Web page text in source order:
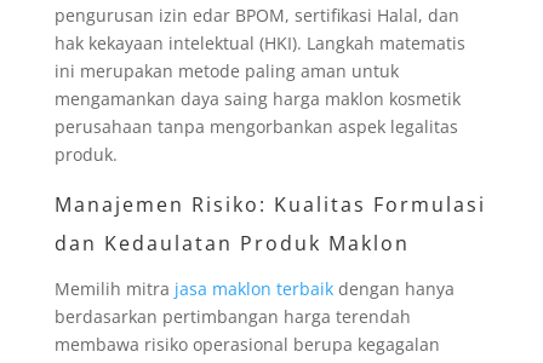
pengurusan izin edar BPOM, sertifikasi Halal, dan
hak kekayaan intelektual (HKI). Langkah matematis
ini merupakan metode paling aman untuk
mengamankan daya saing harga maklon kosmetik
perusahaan tanpa mengorbankan aspek legalitas
produk.
Manajemen Risiko: Kualitas Formulasi
dan Kedaulatan Produk Maklon
Memilih mitra jasa maklon terbaikdengan hanya
berdasarkan pertimbangan harga terendah
membawa risiko operasional berupa kegagalan